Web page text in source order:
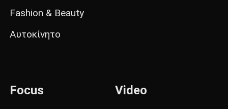
Fashion & Beauty
Αυτοκίνητο
Focus Video